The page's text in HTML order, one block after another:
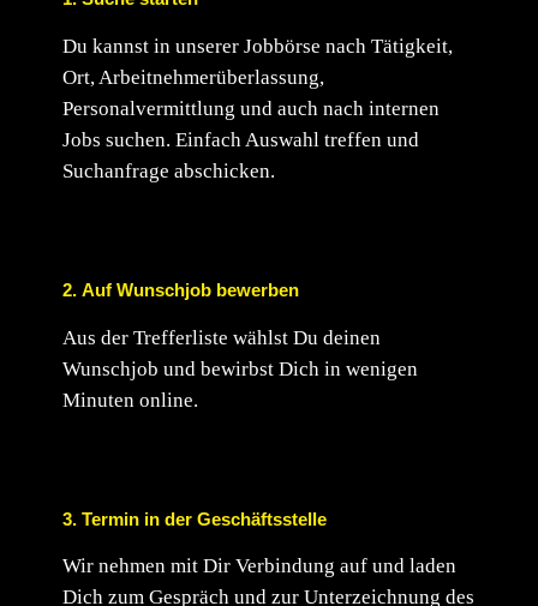
Du kannst in unserer Jobbörse nach Tätigkeit,
Ort, Arbeitnehmerüberlassung,
Personalvermittlung und auch nach internen
Jobs suchen. Einfach Auswahl treffen und
Suchanfrage abschicken.
2. Auf Wunschjob bewerben
Aus der Trefferliste wählst Du deinen
Wunschjob und bewirbst Dich in wenigen
Minuten online.
3. Termin in der Geschäftsstelle
Wir nehmen mit Dir Verbindung auf und laden
Dich zum Gespräch und zur Unterzeichnung des